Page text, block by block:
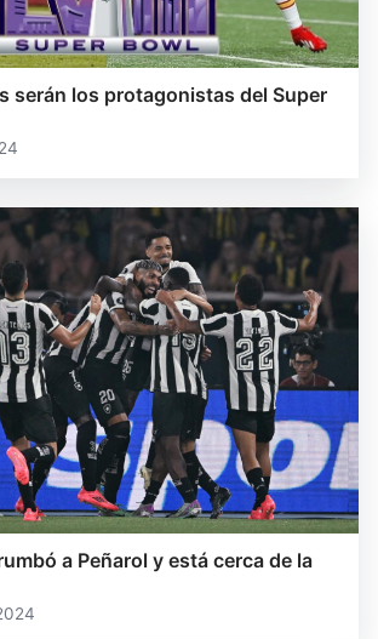
serán los protagonistas del Super
a Peñarol y está cerca de la